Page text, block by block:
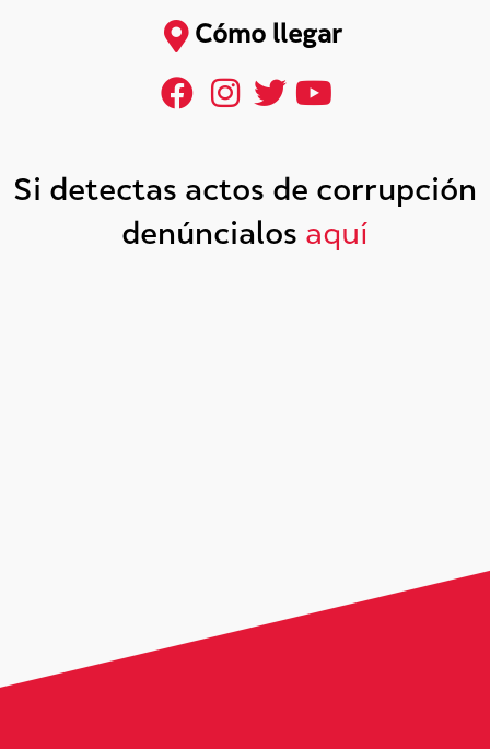
Cómo llegar
Si detectas actos de corrupción
denúncialos aquí